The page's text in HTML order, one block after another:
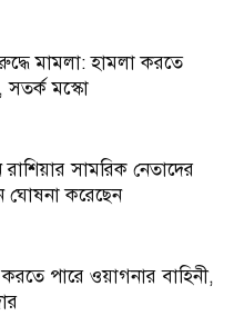
মামলা: হামলা করতে
সতর্ক মস্কো
রাশিয়ার সামরিক নেতাদের
ঘোষনা করেছেন
পারে ওয়াগনার বাহিনী,